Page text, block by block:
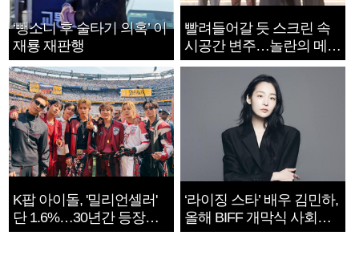
‘뺑소니 후 술타기 의혹’ 이
재룡 재판행
빨려들어갈 듯 스크린 속
시공간 변주…놀란의 메시
지는 ‘전쟁 속죄’
K팝 아이돌, '밀리언셀러'
단 1.6%…30년간 등장
1182개팀 전수조사
‘라이징 스타’ 배우 김민하,
올해 BIFF 개막식 사회자
확정